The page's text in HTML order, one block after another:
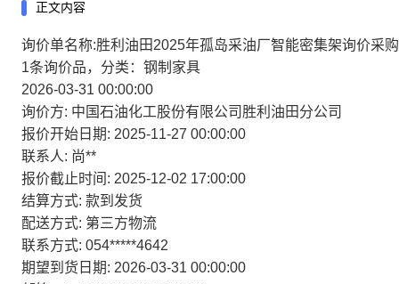
正文内容
询价单名称:胜利油田2025年孤岛采油厂智能密集架询价采
1条询价品，分类：钢制家具
2026-03-31 00:00:00
询价方: 中国石油化工股份有限公司胜利油田分公司
报价开始日期: 2025-11-27 00:00:00
联系人: 尚**
报价截止时间: 2025-12-02 17:00:00
结算方式: 款到发货
配送方式: 第三方物流
联系方式: 054*****4642
期望到货日期: 2026-03-31 00:00:00